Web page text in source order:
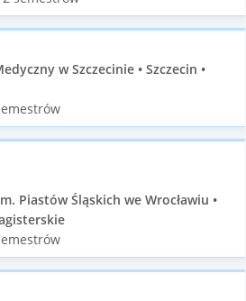
w Szczecinie • Szczecin •
Piastów Śląskich we Wrocławiu •